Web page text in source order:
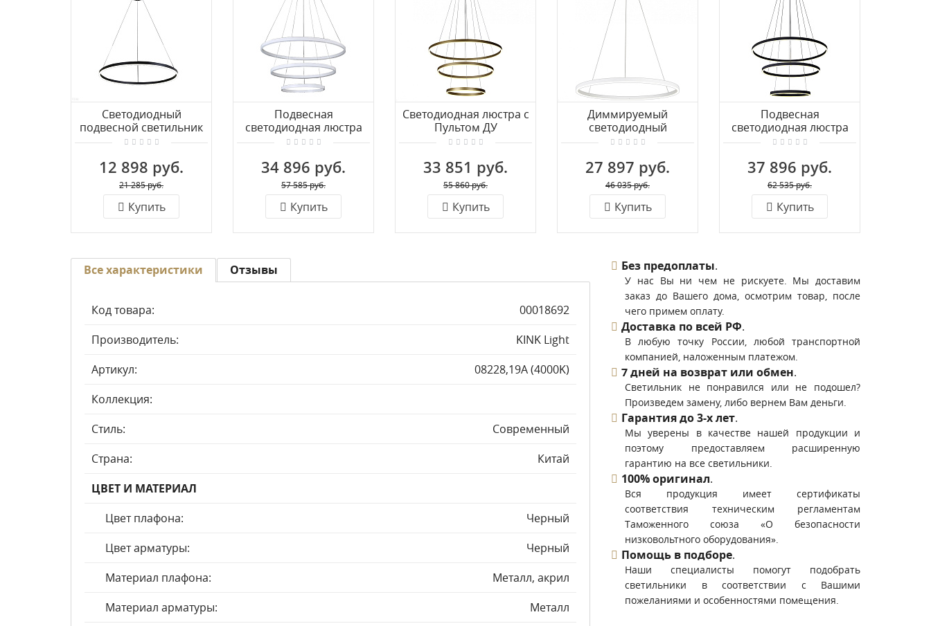
Светодиодный
подвесной светильник
KINK Light Тор 08213,19A
12 898 руб.
21 285 руб.
Купить
Подвесная
светодиодная люстра
KINK Light Тор
34 896 руб.
57 585 руб.
Купить
Светодиодная люстра с
Пультом ДУ
диммируемая KINK Light
33 851 руб.
55 860 руб.
Купить
Диммируемый
светодиодный
подвесной светильник с
Тор 08228,01A (4000K)
27 897 руб.
46 035 руб.
Купить
Подвесная
светодиодная люстра
KINK Light Тор
37 896 руб.
62 535 руб.
Купить
Все характеристики
Код товара:
00018692
Производитель:
KINK Light
Артикул:
08228,19A (4000K)
Коллекция:
Стиль:
Современный
Страна:
Китай
ЦВЕТ И МАТЕРИАЛ
Цвет плафона:
Черный
Цвет арматуры:
Черный
Материал плафона:
Металл, акрил
Материал арматуры:
Металл
Отзывы Без предоплаты.
У нас Вы ни чем не рискуете. Мы доставим
заказ до Вашего дома, осмотрим товар, после
чего примем оплату.
Доставка по всей РФ.
В любую точку России, любой транспортной
компанией, наложенным платежом.
7 дней на возврат или обмен.
Светильник не понравился или не подошел?
Произведем замену, либо вернем Вам деньги.
Гарантия до 3-х лет.
Мы уверены в качестве нашей продукции и
поэтому предоставляем расширенную
гарантию на все светильники.
100% оригинал.
Вся продукция имеет сертификаты
соответствия техническим регламентам
Таможенного союза «О безопасности
низковольтного оборудования».
Помощь в подборе.
Наши специалисты помогут подобрать
светильники в соответствии с Вашими
пожеланиями и особенностями помещения.